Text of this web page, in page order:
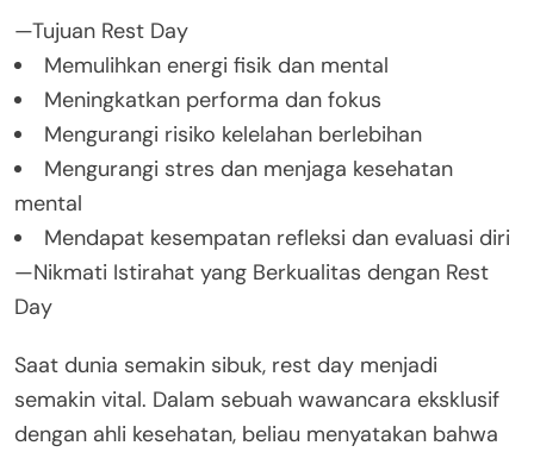
—Tujuan Rest Day
Memulihkan energi fisik dan mental
Meningkatkan performa dan fokus
Mengurangi risiko kelelahan berlebihan
Mengurangi stres dan menjaga kesehatan
mental
Mendapat kesempatan refleksi dan evaluasi diri
—Nikmati Istirahat yang Berkualitas dengan Rest
Day
Saat dunia semakin sibuk, rest day menjadi
semakin vital. Dalam sebuah wawancara eksklusif
dengan ahli kesehatan, beliau menyatakan bahwa